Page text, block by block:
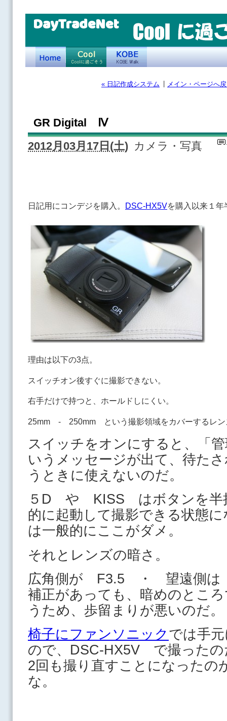
DayTradeNet
« 日記作成システム メイン・ページへ
GR Digital Ⅳ
2012月03月17日(土) カメラ・写真
日記用にコンデジを購入。 DSC-HX5Vを購入以来１年
理由は以下の3点。
スイッチオン後すぐに撮影できない。
右手だけで持つと、ホールドしにくい。
25mm - 250mm という撮影領域をカバーするレン
スイッチをオンにすると、「
いうメッセージが出て、待た
うときに使えないのだ。
５D や KISS はボタンを半
的に起動して撮影できる状態
は一般的にここがダメ。
それとレンズの暗さ。
広角側が F3.5 ・ 望遠側
補正があっても、暗めのとこ
うため、歩留まりが悪いのだ。
椅子にファンソニックでは手
ので、DSC-HX5V で撮った
2回も撮り直すことになったの
な。